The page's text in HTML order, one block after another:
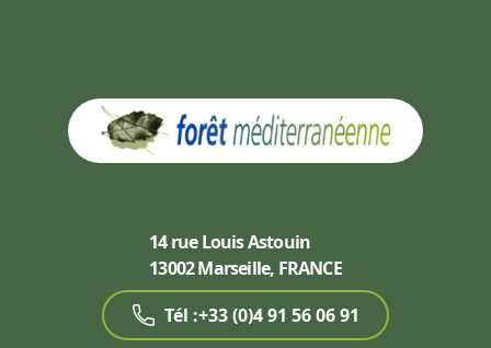
14 rue Louis Astouin
13002 Marseille, FRANCE
Tél :+33 (0)4 91 56 06 91